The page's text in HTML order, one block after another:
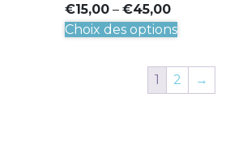
€15,00 – €45,00
Choix des optionsCe
a
plusieurs
1 2 →